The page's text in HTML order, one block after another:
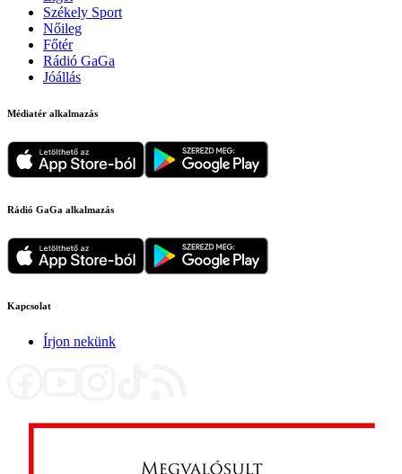
Székely Sport
Nőileg
Főtér
Rádió GaGa
Jóállás
Médiatér alkalmazás
Rádió GaGa alkalmazás
Kapcsolat
Írjon nekünk